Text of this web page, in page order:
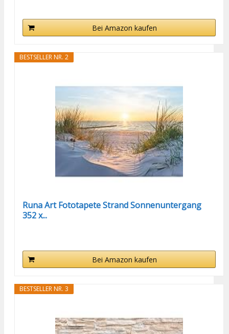
Bei Amazon kaufen
BESTSELLER NR. 2
Runa Art Fototapete Strand Sonnenuntergang
352 x...
Bei Amazon kaufen
BESTSELLER NR. 3